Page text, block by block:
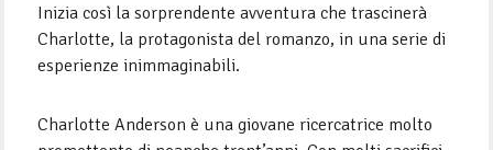
Inizia così la sorprendente avventura che trascinerà
Charlotte, la protagonista del romanzo, in una serie di
esperienze inimmaginabili.
Charlotte Anderson è una giovane ricercatrice molto